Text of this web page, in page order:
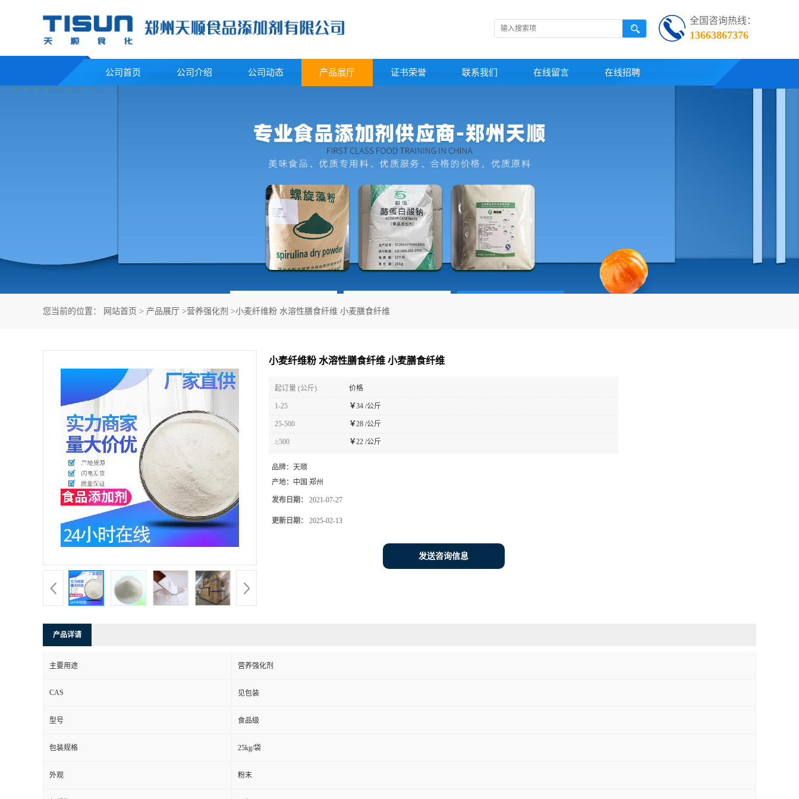
全国咨询热线：
13663867376
公司首页 公司介绍 公司动态 产品展厅 证书荣誉 联系我们 在线留言 在线招聘
您当前的位置： 网站首页 > 产品展厅 >营养强化剂 >小麦纤维粉 水溶性膳食纤维 小麦膳食纤维
小麦纤维粉 水溶性膳食纤维 小麦膳食纤维
起订量 (公斤) 价格
1-25 ￥34 /公斤
25-500 ￥28 /公斤
≥500 ￥22 /公斤
品牌： 天顺
产地： 中国 郑州
发布日期： 2021-07-27
更新日期： 2025-02-13
发送咨询信息
产品详请
主要用途 营养强化剂
CAS 见包装
型号 食品级
包装规格 25kg/袋
外观 粉末